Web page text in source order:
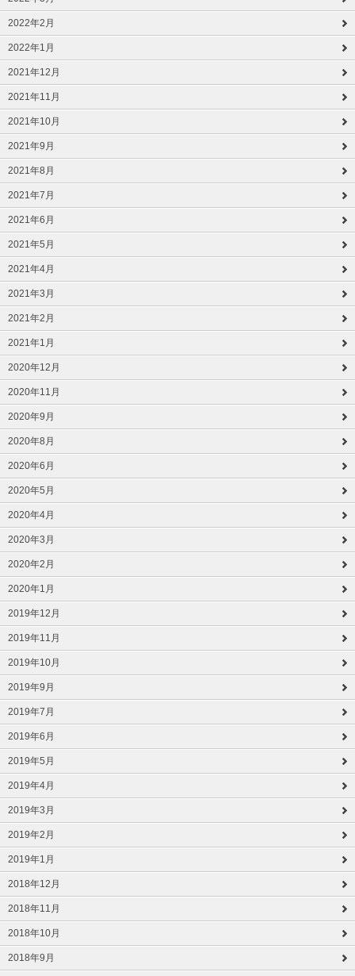
2022年2月
2022年1月
2021年12月
2021年11月
2021年10月
2021年9月
2021年8月
2021年7月
2021年6月
2021年5月
2021年4月
2021年3月
2021年2月
2021年1月
2020年12月
2020年11月
2020年9月
2020年8月
2020年6月
2020年5月
2020年4月
2020年3月
2020年2月
2020年1月
2019年12月
2019年11月
2019年10月
2019年9月
2019年7月
2019年6月
2019年5月
2019年4月
2019年3月
2019年2月
2019年1月
2018年12月
2018年11月
2018年10月
2018年9月